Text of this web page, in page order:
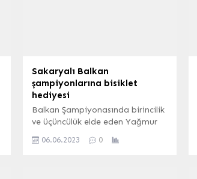
Sakaryalı Balkan
şampiyonlarına bisiklet
hediyesi
Balkan Şampiyonasında birincilik
ve üçüncülük elde eden Yağmur
Burukoğlu’na Başkan Yüce
06.06.2023 0